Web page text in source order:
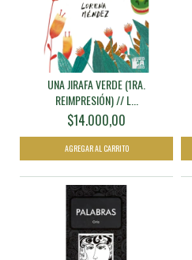
UNA JIRAFA VERDE (1RA.
REIMPRESIÓN) // L...
$14.000,00